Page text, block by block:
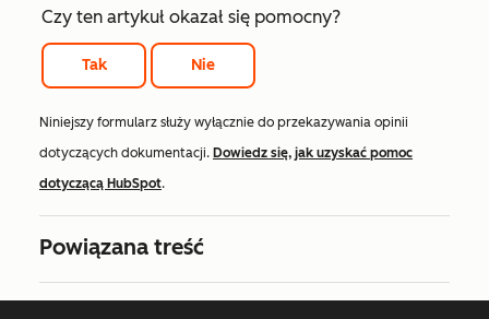
Czy ten artykuł okazał się pomocny?
Tak Nie
Niniejszy formularz służy wyłącznie do przekazywania opinii
dotyczących dokumentacji. Dowiedz się, jak uzyskać pomoc
dotyczącą HubSpot.
Powiązana treść